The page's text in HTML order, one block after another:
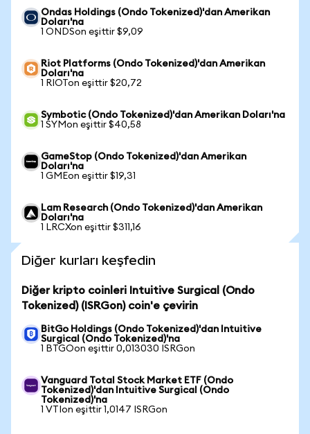
Ondas Holdings (Ondo Tokenized)'dan Amerikan
Doları'na
1 ONDSon eşittir $9,09
Riot Platforms (Ondo Tokenized)'dan Amerikan
Doları'na
1 RIOTon eşittir $20,72
Symbotic (Ondo Tokenized)'dan Amerikan Doları'na
1 SYMon eşittir $40,58
GameStop (Ondo Tokenized)'dan Amerikan
Doları'na
1 GMEon eşittir $19,31
Lam Research (Ondo Tokenized)'dan Amerikan
Doları'na
1 LRCXon eşittir $311,16
Diğer kurları keşfedin
Diğer kripto coinleri Intuitive Surgical (Ondo
Tokenized) (ISRGon) coin'e çevirin
BitGo Holdings (Ondo Tokenized)'dan Intuitive
Surgical (Ondo Tokenized)'na
1 BTGOon eşittir 0,013030 ISRGon
Vanguard Total Stock Market ETF (Ondo
Tokenized)'dan Intuitive Surgical (Ondo
Tokenized)'na
1 VTIon eşittir 1,0147 ISRGon